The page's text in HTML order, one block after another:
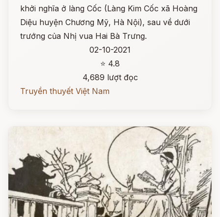
khởi nghĩa ở làng Cốc (Làng Kim Cốc xã Hoàng
Diệu huyện Chương Mỹ, Hà Nội), sau về dưới
trướng của Nhị vua Hai Bà Trưng.
02-10-2021
⭐ 4.8
4,689 lượt đọc
Truyền thuyết Việt Nam